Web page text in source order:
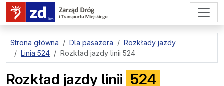
przejdź do treści strony
Strona główna Dla pasażera
Rozkłady jazdy
Linia 524
Rozkład jazdy linii 524
Rozkład jazdy linii 524